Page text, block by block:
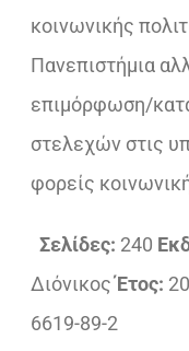
κοινωνικής
Πανεπιστήμια
επιμόρφωση/
στελεχών στις
φορείς
Σελίδες: 240
ΔιόνικοςΈτος:
6619-89-2